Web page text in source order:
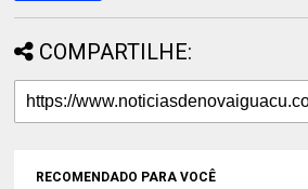
COMPARTILHE:
RECOMENDADO PARA VOCÊ